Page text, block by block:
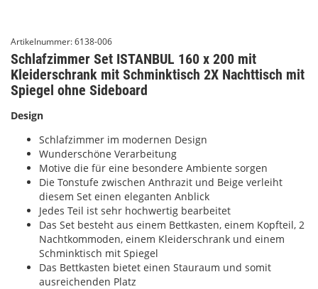
Artikelnummer:6138-006
Schlafzimmer Set ISTANBUL 160 x 200 mit
Kleiderschrank mit Schminktisch 2X Nachttisch mit
Spiegel ohne Sideboard
Design
Schlafzimmer im modernen Design
Wunderschöne Verarbeitung
Motive die für eine besondere Ambiente sorgen
Die Tonstufe zwischen Anthrazit und Beige verleiht
diesem Set einen eleganten Anblick
Jedes Teil ist sehr hochwertig bearbeitet
Das Set besteht aus einem Bettkasten, einem Kopfteil, 2
Nachtkommoden, einem Kleiderschrank und einem
Schminktisch mit Spiegel
Das Bettkasten bietet einen Stauraum und somit
ausreichenden Platz